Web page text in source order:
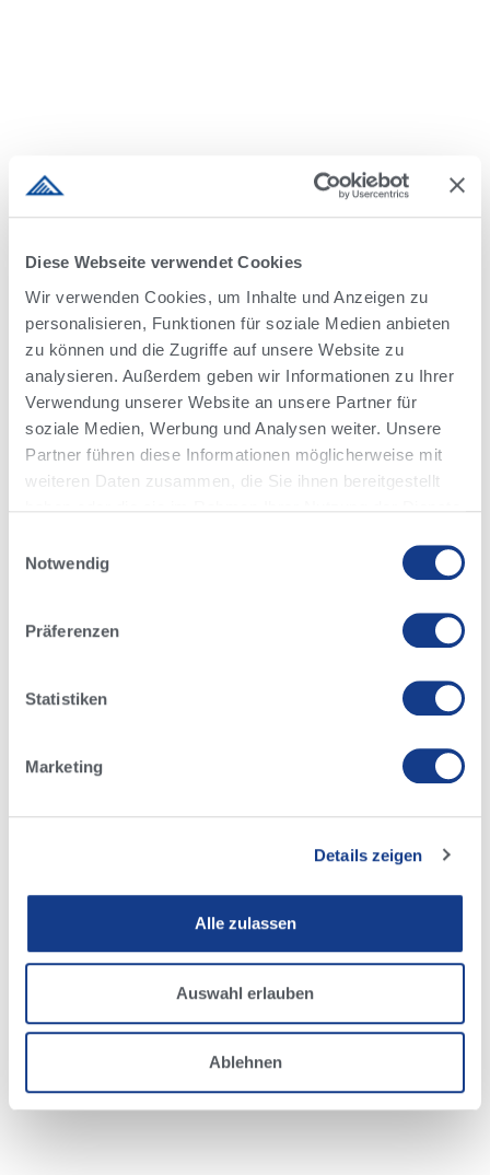
Diese Webseite verwendet Cookies
Wir verwenden Cookies, um Inhalte und Anzeigen zu
personalisieren, Funktionen für soziale Medien anbieten
zu können und die Zugriffe auf unsere Website zu
analysieren. Außerdem geben wir Informationen zu Ihrer
Verwendung unserer Website an unsere Partner für
soziale Medien, Werbung und Analysen weiter. Unsere
Partner führen diese Informationen möglicherweise mit
weiteren Daten zusammen, die Sie ihnen bereitgestellt
Lesen Sie unsere
Notwendig
Präferenzen
Statistiken
Marketing
Details zeigen
Alle zulassen
Auswahl erlauben
Ablehnen
Alta 511
Erziele mehr Färsen aus deiner besten Genetik mit Alta
511 Ultraplus gesextem Sperma.
Ist gesextes Sperma Teil deiner Zuchtstrategie? Wenn ja,
511 Liste | gesexte Bullen